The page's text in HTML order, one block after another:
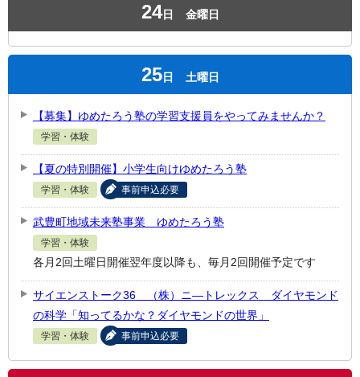
24日 金曜日
25日 土曜日
【募集】ゆめたろう塾の学習支援員をやってみませんか？
学習・体験
【夏の特別開催】小学生向けゆめたろう塾
学習・体験 事前申込必要
武豊町地域未来塾事業 ゆめたろう塾
学習・体験
各月2回土曜日開催翌年度以降も、毎月2回開催予定です
サイエンストーク36 （株）ニ―トレックス ダイヤモンド
の科学「知ってるかな？ダイヤモンドの世界」
学習・体験 事前申込必要